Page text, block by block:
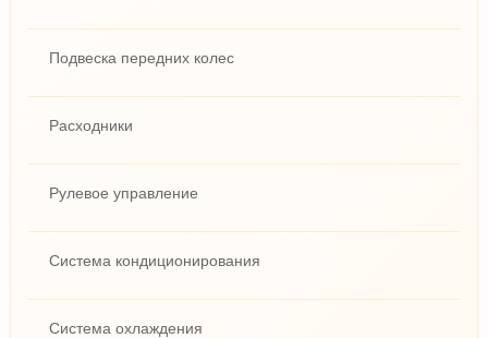
Подвеска передних колес
Расходники
Рулевое управление
Система кондиционирования
Система охлаждения